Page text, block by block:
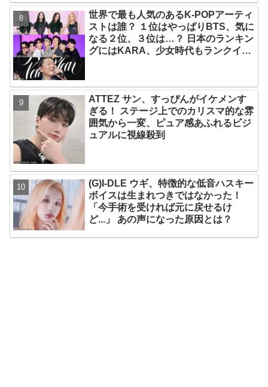
たちが時間がないと言っているのは全
部嘘」
世界で最も人気のあるK-POPアーティ
ストは誰？ １位はやっぱりBTS、気に
なる２位、３位は…？ 日本のランキン
グにはKARA、少女時代もランクイ
ATTEZ サン、すっぴんがイケメンす
ぎる！ ステージ上でのカリスマ的な雰
囲気から一変、ピュア感あふれるビジ
ュアルに視線殺到
(G)I-DLE ウギ、特徴的な低音ハスキー
ボイスは生まれつきではなかった！
「今手術を受ければ元に戻せるけ
ど...」 あの声になった原因とは？